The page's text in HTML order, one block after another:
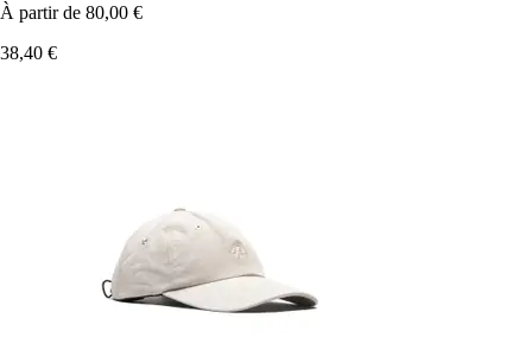
À partir de 80,00 €
38,40 €